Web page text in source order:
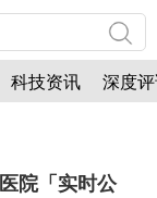
科技资讯 深度
院「实时公